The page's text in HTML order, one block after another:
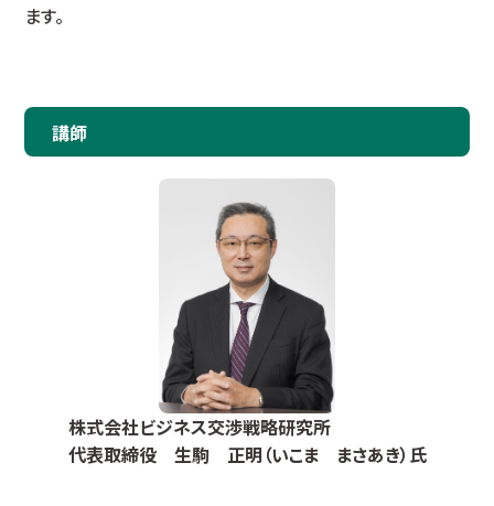
ます。
講師
株式会社ビジネス交渉戦略研究所
代表取締役 生駒 正明（いこま まさあき）氏